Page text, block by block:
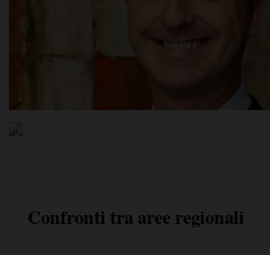
Confronti tra aree regionali